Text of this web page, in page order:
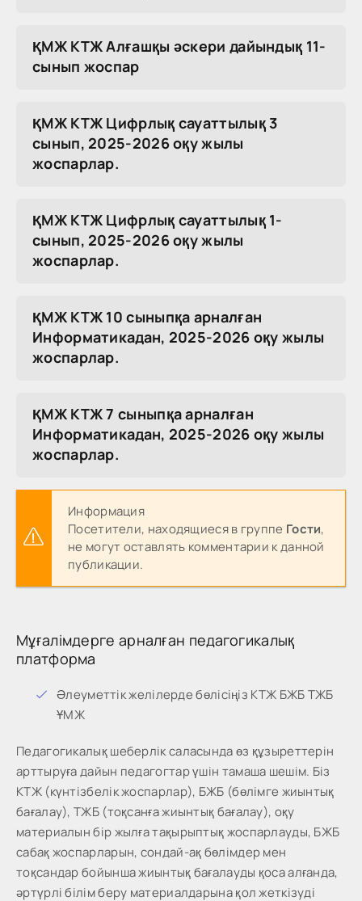
ҚМЖ КТЖ Алғашқы әскери дайындық 11-
сынып жоспар
ҚМЖ КТЖ Цифрлық сауаттылық 3
сынып, 2025-2026 оқу жылы
жоспарлар.
ҚМЖ КТЖ Цифрлық сауаттылық 1-
сынып, 2025-2026 оқу жылы
жоспарлар.
ҚМЖ КТЖ 10 сыныпқа арналған
Информатикадан, 2025-2026 оқу жылы
жоспарлар.
ҚМЖ КТЖ 7 сыныпқа арналған
Информатикадан, 2025-2026 оқу жылы
жоспарлар.
Информация
Посетители, находящиеся в группе Гости,
не могут оставлять комментарии к данной
публикации.
Мұғалімдерге арналған педагогикалық
платформа
Әлеуметтік желілерде бөлісіңіз КТЖ БЖБ ТЖБ
ҰМЖ
Педагогикалық шеберлік саласында өз құзыреттерін
арттыруға дайын педагогтар үшін тамаша шешім. Біз
КТЖ (күнтізбелік жоспарлар), БЖБ (бөлімге жиынтық
бағалау), ТЖБ (тоқсанға жиынтық бағалау), оқу
материалын бір жылға тақырыптық жоспарлауды, БЖБ
сабақ жоспарларын, сондай-ақ бөлімдер мен
тоқсандар бойынша жиынтық бағалауды қоса алғанда,
әртүрлі білім беру материалдарына қол жеткізуді